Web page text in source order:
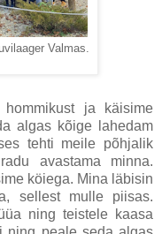
Valmas.
ja käisime
algas kõige lahedam
tehti meile põhjalik
avastama minna.
köiega. Mina läbisin
sellest mulle piisas.
ning teistele kaasa